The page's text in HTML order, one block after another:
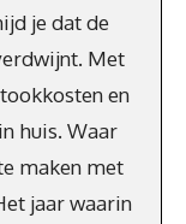
je dat de
Met
en
huis. Waar
maken met
jaar waarin